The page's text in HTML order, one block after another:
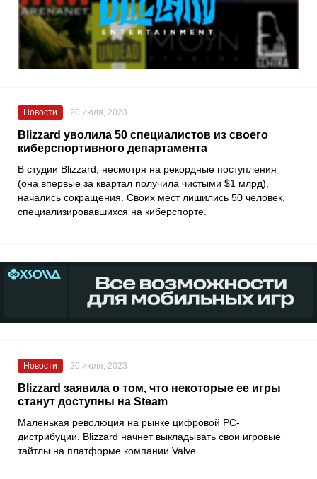
Новости 20 июля, 2023
Blizzard уволила 50 специалистов из своего
киберспортивного департамента
В студии Blizzard , несмотря на рекордные поступления
(она впервые за квартал получила чистыми $1 млрд),
начались сокращения. Своих мест лишились 50 человек,
специализировавшихся на киберспорте.
Новости 20 июля, 2023
Blizzard заявила о том, что некоторые ее игры
станут доступны на Steam
Маленькая революция на рынке цифровой PC-
дистрибуции. Blizzard начнет выкладывать свои игровые
тайтлы на платформе компании Valve